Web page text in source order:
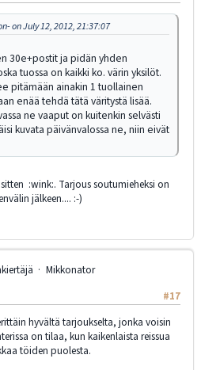
on July 12, 2012, 21:37:07
30e+postit ja pidän yhden
tuossa on kaikki ko. värin yksilöt.
pitämään ainakin 1 tuollainen
enää tehdä tätä väritystä lisää.
ne vaaput on kuitenkin selvästi
kuvata päivänvalossa ne, niin eivät
:wink:. Tarjous soutumieheksi on
jälkeen.... :-)
Mikkonator
#17
hyvältä tarjoukselta, jonka voisin
on tilaa, kun kaikenlaista reissua
töiden puolesta.